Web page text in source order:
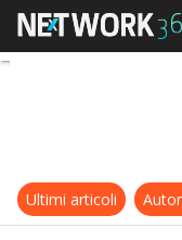
Ultimi articoli